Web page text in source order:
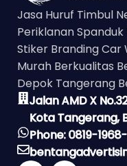
Jasa Huruf Timbul
Periklanan
Stiker Branding Car
Murah Berkualitas
Depok Tangerang
Jalan AMD X
Kota Tangerang,
Phone: 0819-1968-